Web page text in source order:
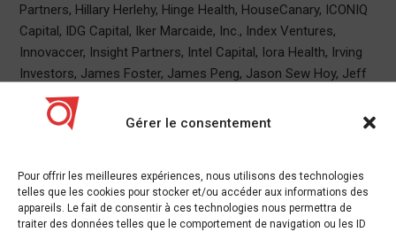
Gérer le consentement
Pour offrir les meilleures expériences, nous utilisons des technologies
telles que les cookies pour stocker et/ou accéder aux informations des
appareils. Le fait de consentir à ces technologies nous permettra de
traiter des données telles que le comportement de navigation ou les ID
Partners, Hillary Herlehy, Hinge Health, HouseCanary, ICONIQ
Capital, IDG Capital, Iker Marcaide, Inc., Index Ventures,
Innovaccer, Insight Partners, Intel Capital, Iora Health, Irving
Investors, James Foster, James Peng, Jason Sew Hoy, Jeff
Weiner, Jeremy Sicklick, John Bonten, Jonathan Grimm, Kabir
Barday, Kanav Hasija, Kearny Jackson, Kevin Weil, Khosla
Lisa Kleinsorge, LP, M12, Madrona Venture Group, Manik
Gupta, Manish Lachwani, Marcin Zukowski, Mark
Blumenkranz, MassChallenge, Matt Provo, Mayfield Fund ,